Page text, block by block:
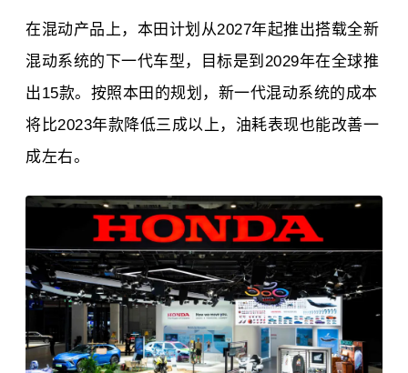
在混动产品上，本田计划从2027年起推出搭载全新
混动系统的下一代车型，目标是到2029年在全球推
出15款。按照本田的规划，新一代混动系统的成本
将比2023年款降低三成以上，油耗表现也能改善一
成左右。